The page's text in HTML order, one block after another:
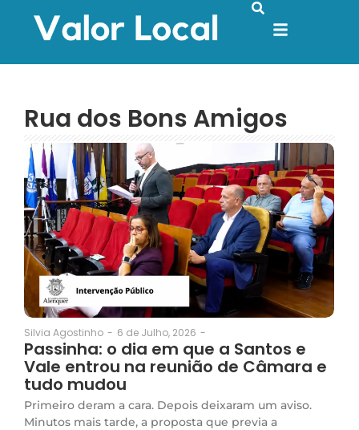
Rua dos Bons Amigos
Silvia Agostinho - 6 de Julho, 2026 -
Passinha: o dia em que a Santos e
Vale entrou na reunião de Câmara e
tudo mudou
Primeiro deram a cara. Depois deixaram um aviso.
Minutos mais tarde, a proposta que previa a